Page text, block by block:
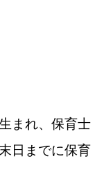
まれ、保育士
日までに保育